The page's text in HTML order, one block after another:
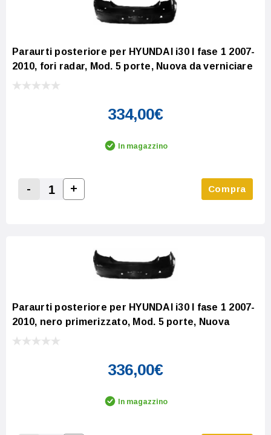
Paraurti posteriore per HYUNDAI i30 I fase 1 2007-
2010, fori radar, Mod. 5 porte, Nuova da verniciare
334,00€
In magazzino
Decrease Quantity:
-
Increase Quantity:
+ Compra
Paraurti posteriore per HYUNDAI i30 I fase 1 2007-
2010, nero primerizzato, Mod. 5 porte, Nuova
336,00€
In magazzino